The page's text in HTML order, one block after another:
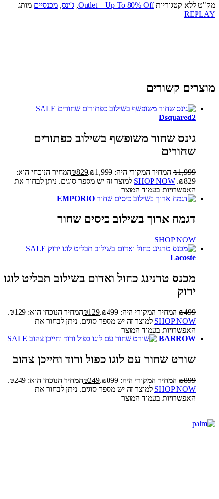
מק"ט ללא קטגוריות Outlet – Up To 80% Off
, ג'ינס, מכנסיים מותג
REPLAY
מוצרים קשורים
SALE
Dsquared2
גינס שחור משופשף בשילוב כפתורים
שחורים
₪1,999 המחיר המקורי היה: ₪1,999. ₪829
המחיר הנוכחי הוא:
₪829.
SHOP NOW למוצר זה יש מספר סוגים. ניתן לבחור את
האפשרויות בעמוד המוצר
EMPORIO
דגמח ארוך בשילוב כיסים שחור
SHOP NOW
SALE
Lacoste
מכנס טרנינג כחול ואדום בשילוב תבליט לוגו
ירוק
₪499 המחיר המקורי היה: ₪499. ₪129
המחיר הנוכחי הוא: ₪129.
SHOP NOW למוצר זה יש מספר סוגים. ניתן לבחור את
האפשרויות בעמוד המוצר
SALE
BARROW
שורט שחור עם לוגו כפול ורוד וחייכן צהוב
₪899 המחיר המקורי היה: ₪899. ₪249
המחיר הנוכחי הוא: ₪249.
SHOP NOW למוצר זה יש מספר סוגים. ניתן לבחור את
האפשרויות בעמוד המוצר